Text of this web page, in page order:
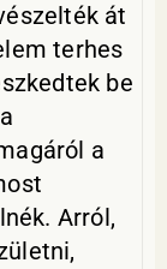
át
terhes
be
a
Arról,